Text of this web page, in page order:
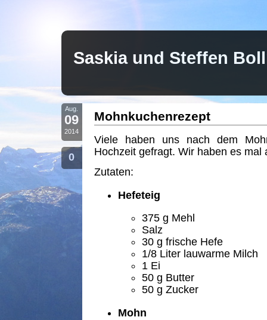
Saskia und Steffen
Aug.
09
2014
0
Mohnkuchenrezept
Viele haben uns nach dem
Hochzeit gefragt. Wir haben es mal
Zutaten:
Hefeteig
375g Mehl
Salz
30g frische Hefe
1/8Liter lauwarme Milch
1Ei
50g Butter
50g Zucker
Mohn